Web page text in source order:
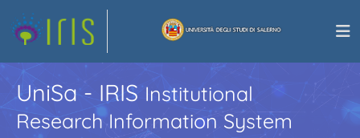
UniSa - IRISInstitutional
Research Information System